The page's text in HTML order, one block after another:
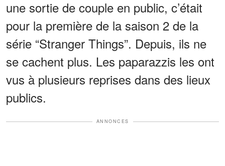
une sortie de couple en public, c’était
pour la première de la saison 2 de la
série “Stranger Things”. Depuis, ils ne
se cachent plus. Les paparazzis les ont
vus à plusieurs reprises dans des lieux
publics.
ANNONCES